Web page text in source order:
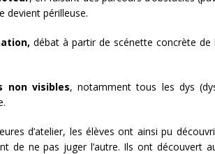
devient périlleuse.
débat à partir de scénette concrète de
non visibles, notamment tous les dys
d’atelier, les élèves ont ainsi pu
de ne pas juger l’autre. Ils ont découvert